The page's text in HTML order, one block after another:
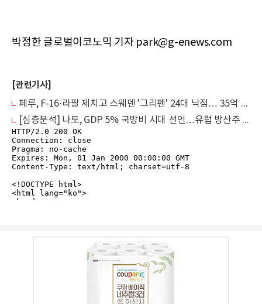
박정한 글로벌이코노믹 기자 park@g-enews.com
[관련기사]
페루, F-16·라팔 제치고 스웨덴 '그리펜' 24대 낙점… 35억 달러 계약 임박
[심층분석] 나토, GDP 5% 국방비 시대 선언…유럽 방산주 '역대급 랠리' 시작되나